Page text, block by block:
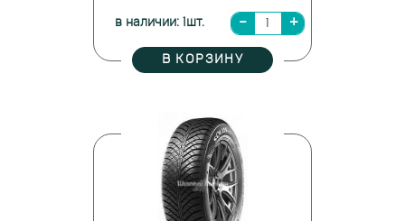
в наличии: 1шт.
В КОРЗИНУ